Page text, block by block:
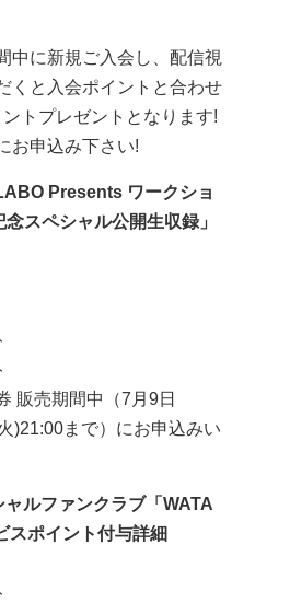
中に新規ご入会し、配信視
くと入会ポイントと合わせ
トプレゼントとなります!
お申込み下さい!
Presents ワークショ
スペシャル公開生収録」
販売期間中（7月9日
)21:00まで）にお申込みい
ルファンクラブ「WATA
スポイント付与詳細